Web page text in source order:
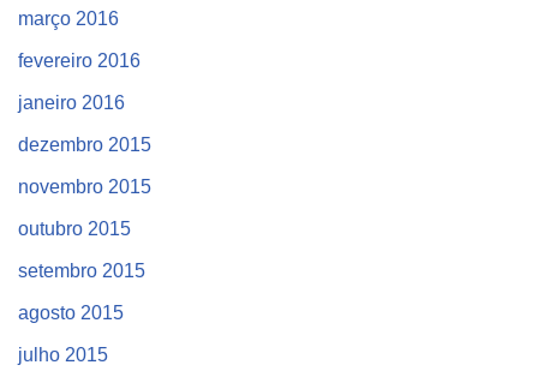
março 2016
fevereiro 2016
janeiro 2016
dezembro 2015
novembro 2015
outubro 2015
setembro 2015
agosto 2015
julho 2015